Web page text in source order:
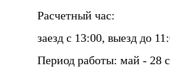
Расчетный час:
заезд с 13:00, выезд до
Период работы: май - 28